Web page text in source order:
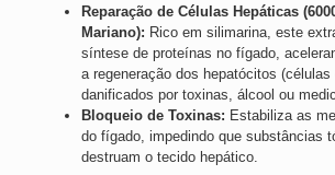
Reparação de Células Hepáticas
Mariano): Rico em silimarina, este
síntese de proteínas no fígado,
a regeneração dos hepatócitos (células
danificados por toxinas, álcool ou
Bloqueio de Toxinas: Estabiliza as
do fígado, impedindo que substâncias
destruam o tecido hepático.